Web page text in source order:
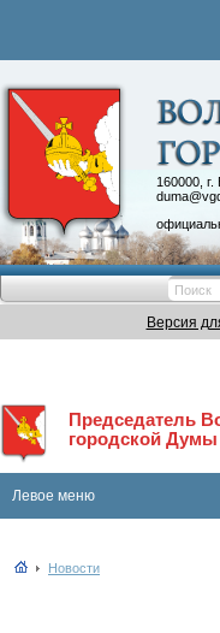
160000, г.
Версия
Председатель
городской Думы
Левое меню
Новости